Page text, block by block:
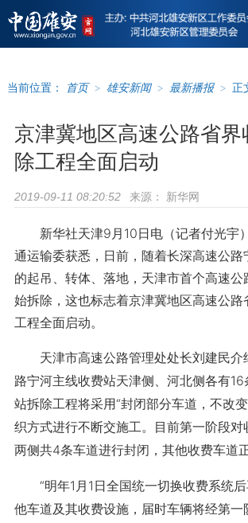
当前位置： 首页 > 雄安新闻 > 最新播报 > 正
京津冀地区高速公路省界
除工程全面启动
2019-09-11 08:20:52 来源： 新华网
新华社天津9月10日电（记者付光宇
通运输委获悉，日前，随着长深高速公路
的起吊、转体、落地，天津市首个高速
始拆除，这也标志着京津冀地区高速公路
工程全面启动。
天津市高速公路管理处处长刘建民介
路宁河主线收费站天津侧、河北侧各有
站拆除工程将采用“封闭部分车道，不改
织方式进行不断交施工。目前第一阶段对
两侧共4条车道进行封闭，其他收费车道
“明年1月1日全国统一切换收费系统后
他车道及其收费设施，届时车辆将经第一